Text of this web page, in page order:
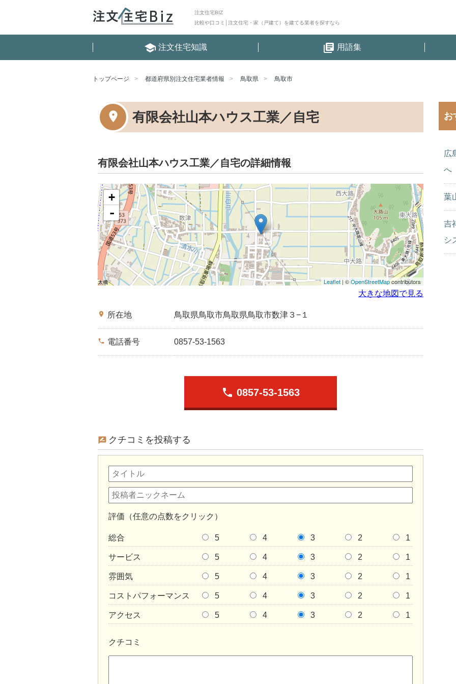
注文住宅BIZ
比較や口コミ│注文住宅・家（戸建て）を建てる業者を探すなら
school 注文住宅知識 library_books 用語集
トップページ 都道府県別注文住宅業者情報 鳥取県 鳥取市
有限会社山本ハウス工業／自宅
有限会社山本ハウス工業／自宅の詳細情報
+
-
Leaflet| ©OpenStreetMapcontributors
大きな地図で見る
place 所在地 鳥取県鳥取市鳥取県鳥取市数津３−１
phone 電話番号 0857-53-1563
phone 0857-53-1563
クチコミを投稿する
評価（任意の点数をクリック）
総合 5 4 3 2 1
サービス 5 4 3 2 1
雰囲気 5 4 3 2 1
コストパフォーマンス 5 4 3 2 1
アクセス 5 4 3 2 1
クチコミ
お
広
へ
葉
吉
シ